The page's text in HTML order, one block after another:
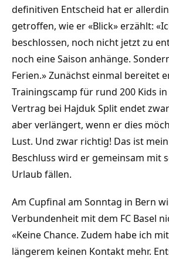
definitiven Entscheid hat er
getroffen, wie er «Blick» erzählt:
beschlossen, noch nicht jetzt zu
noch eine Saison anhänge.
Ferien.» Zunächst einmal bereitet
Trainingscamp für rund 200 Kids in
Vertrag bei Hajduk Split endet
aber verlängert, wenn er dies
Lust. Und zwar richtig! Das ist
Beschluss wird er gemeinsam mit
Urlaub fällen.
Am Cupfinal am Sonntag in Bern
Verbundenheit mit dem FC Basel
«Keine Chance. Zudem habe ich
längerem keinen Kontakt mehr.